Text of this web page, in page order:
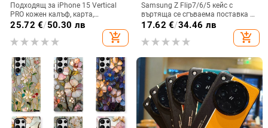
Подходящ за iPhone 15 Vertical
PRO кожен калъф, карта,
оксфордски плат, найлонов плат,
мобилен телефон
25.72 €/50.30 лв
add_shopping_cart
Samsung Z Flip7/6/5 кейс с
въртяща се сгъваема поставка и
магнитна скоба, 360° въртене,
поликарбонатен корпус
17.62 €/34.46 лв
add_shopping_cart